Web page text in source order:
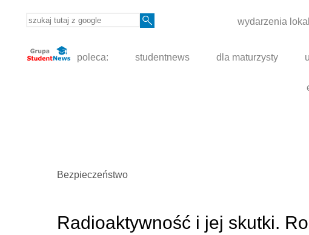
wydarzenia
poleca: studentnews dla maturzysty
Bezpieczeństwo
Radioaktywność i jej skutki.